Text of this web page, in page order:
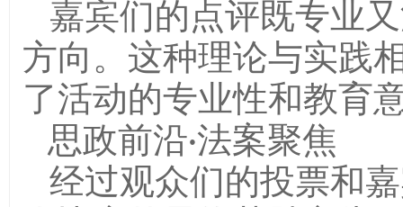
嘉宾们的点评既专业
方向。这种理论与实践
了活动的专业性和教育
思政前沿·法案聚焦
经过观众们的投票和